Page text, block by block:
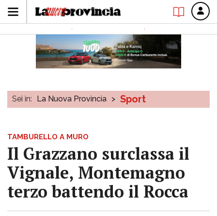
Sei in: La Nuova Provincia > Sport
TAMBURELLO A MURO
Il Grazzano surclassa il
Vignale, Montemagno
terzo battendo il Rocca